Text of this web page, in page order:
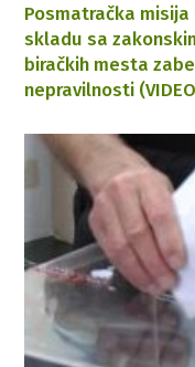
Posmatračka misija
skladu sa
biračkih mesta
nepravilnosti